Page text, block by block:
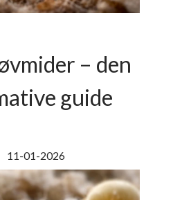
– den
guide
11-01-2026